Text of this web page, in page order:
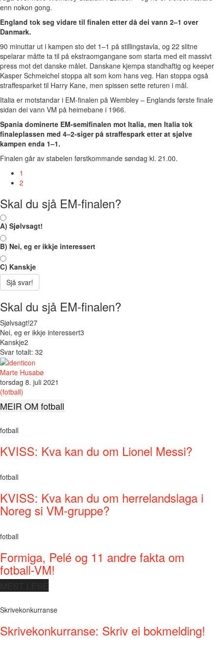
enn nokon gong.
England tok seg vidare til finalen etter då dei vann 2–1 over
Danmark.
90 minuttar ut i kampen sto det 1–1 på stillingstavla, og 22 slitne
spelarar måtte ta til på ekstraomgangane som starta med eit massivt
press mot det danske målet. Danskane kjempa standhaftig og keeper
Kasper Schmeichel stoppa alt som kom hans veg. Han stoppa også
straffesparket til Harry Kane, men spissen sette returen i mål.
Italia er motstandar i EM-finalen på Wembley – Englands første finale
sidan dei vann VM på heimebane i 1966.
Spania dominerte EM-semifinalen mot Italia, men Italia tok
finaleplassen med 4–2-siger på straffespark etter at sjølve
kampen enda 1–1.
Finalen går av stabelen førstkommande søndag kl. 21.00.
1
2
Skal du sjå EM-finalen?
A) Sjølvsagt!
B) Nei, eg er ikkje interessert
C) Kanskje
Sjå svar!
Skal du sjå EM-finalen?
Sjølvsagt!27
Nei, eg er ikkje interessert3
Kanskje2
Svar totalt: 32
Marte Husabø
torsdag 8. juli 2021
(fotball)
MEIR OM fotball
fotball
KVISS: Kva kan du om Lionel Messi?
fotball
KVISS: Kva kan du om herrelandslaga i
Noreg si VM-gruppe?
fotball
Formiga, Pelé og 11 andre fakta om
fotball-VM!
Skrivekonkurranse
Skrivekonkurranse: Skriv ei bokmelding!